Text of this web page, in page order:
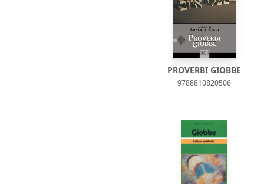
PROVERBI GIOBBE
9788810820506